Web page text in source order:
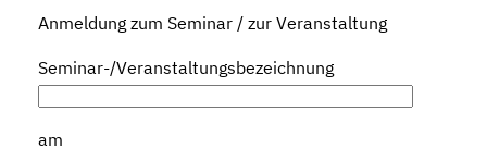
Anmeldung zum Seminar / zur Veranstaltung
Seminar-/Veranstaltungsbezeichnung
am